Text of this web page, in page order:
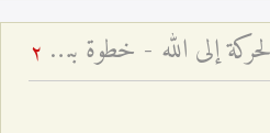
المعرفة بالطريق شرط الحركة إلى الله - خطوة بيقين خير من ألف خطوة بشك 2